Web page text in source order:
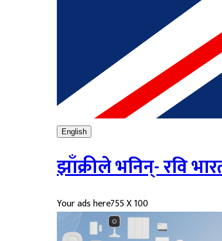
English
झाँक्रीले भनिन्- रवि
Your ads here755 X 100